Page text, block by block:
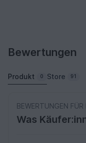
Bewertungen
Produkt 0 Store 91
BEWERTUNGEN
Was